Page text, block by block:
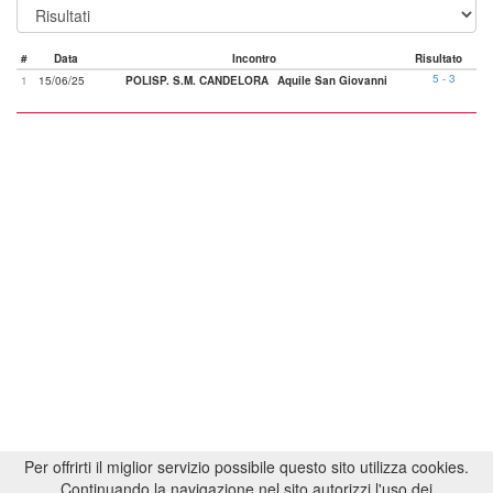
# Data Incontro
Risultato
1
15/06/25 POLISP. S.M. CANDELORA Aquile San Giovanni 5 - 3
Per offrirti il miglior servizio possibile questo sito utilizza cookies.
Continuando la navigazione nel sito autorizzi l'uso dei